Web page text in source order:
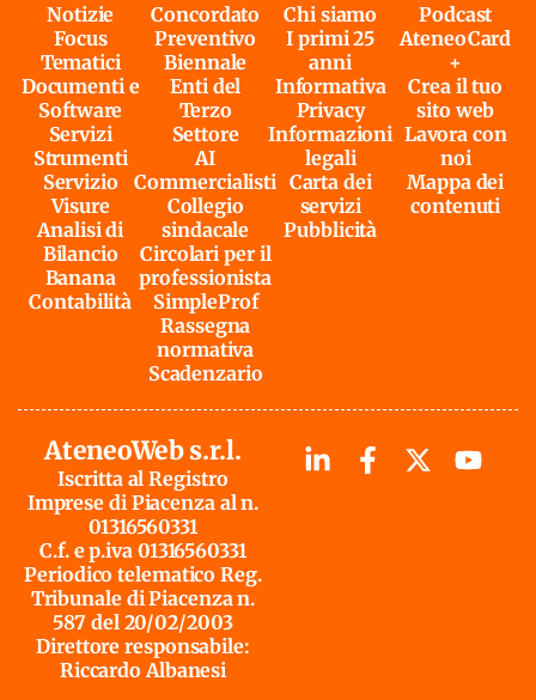
Notizie
Focus
Tematici
Documenti e
Software
Servizi
Strumenti
Servizio
Visure
Analisi di
Bilancio
Banana
Contabilità
Concordato
Preventivo
Biennale
Enti del
Terzo
Settore
AI
Commercialisti
Collegio
sindacale
Circolari per il
professionista
SimpleProf
Rassegna
normativa
Scadenzario
Chi siamo
I primi 25
anni
Informativa
Privacy
Informazioni
legali
Carta dei
servizi
Pubblicità
Podcast
AteneoCard
+
Crea il tuo
sito web
Lavora con
noi
Mappa dei
contenuti
AteneoWeb s.r.l.
Iscritta al Registro
Imprese di Piacenza al n.
01316560331
C.f. e p.iva 01316560331
Periodico telematico Reg.
Tribunale di Piacenza n.
587 del 20/02/2003
Direttore responsabile:
Riccardo Albanesi